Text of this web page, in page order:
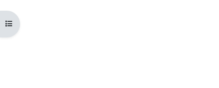
Abrir índice del curso